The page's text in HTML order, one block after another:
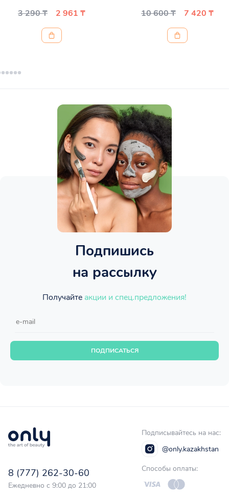
3 290 ₸ 2 961 ₸ 10 600 ₸ 7 420 ₸
Подпишись
на рассылку
Получайте акции и спец.предложения!
ПОДПИСАТЬСЯ
8 (777) 262-30-60
Ежедневно с 9:00 до 21:00
Подписывайтесь на нас:
@only.kazakhstan
Способы оплаты: